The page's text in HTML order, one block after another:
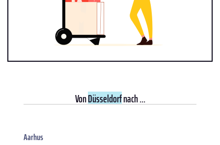
VonDüsseldorfnach ...
Aarhus